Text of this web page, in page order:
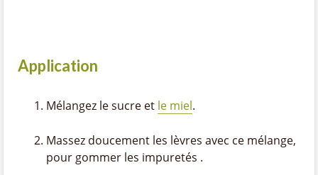
Application
Mélangez le sucre et le miel.
Massez doucement les lèvres avec ce mélange,
pour gommer les impuretés .